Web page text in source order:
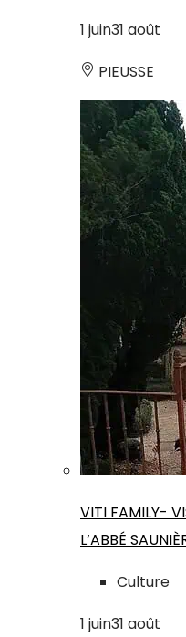
1 juin31 août
PIEUSSE
VITI FAMILY-
L’ABBÉ
Culture
1 juin31 août